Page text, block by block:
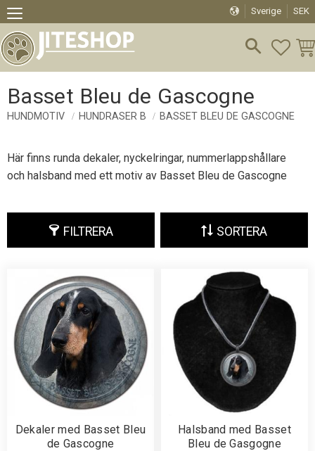
Meny
Sverige SEK
Basset Bleu de Gascogne
HUNDMOTIV HUNDRASER B BASSET BLEU DE GASCOGNE
Här finns runda dekaler, nyckelringar, nummerlappshållare
och halsband med ett motiv av Basset Bleu de Gascogne
FILTRERA SORTERA
Dekaler med Basset Bleu
de Gascogne
Halsband med Basset
Bleu de Gasgogne